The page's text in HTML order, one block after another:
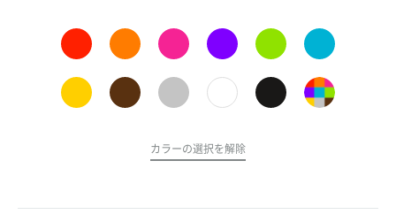
カラーの選択を解除